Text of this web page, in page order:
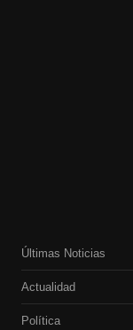
Últimas Noticias
Actualidad
Política